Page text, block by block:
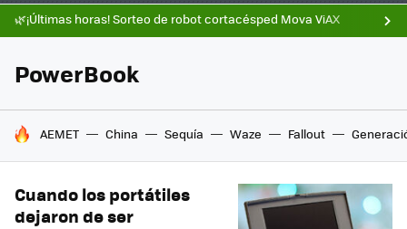
🌿¡Últimas horas! Sorteo de robot cortacésped Mova ViAX
PowerBook
HOY SE HABLA DE
AEMET China Sequía Waze Fallout
Cuando los portátiles
dejaron de ser